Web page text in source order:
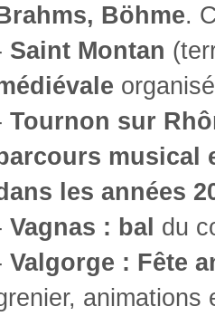
Böhme.
Saint Montan
Tournon sur
musical
les années
Vagnas : bal du
Valgorge : Fête
animations